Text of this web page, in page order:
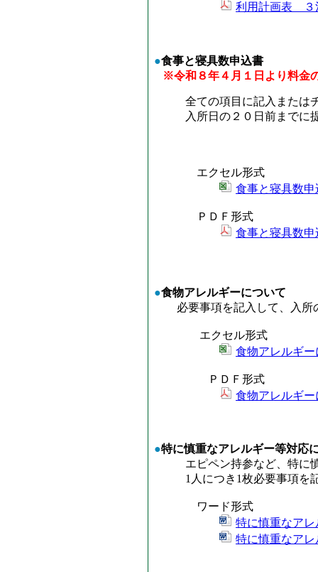
利用計画表 ３
●食事と寝具数申込書
※令和８年４月１日より料金
全ての項目に記入またはチ
入所日の２０日前までに提
エクセル形式
食事と寝具数
ＰＤＦ形式
食事と寝具数
●食物アレルギーについて
必要事項を記入して、入所
エクセル形式
食物アレルギ
ＰＤＦ形式
食物アレルギ
●特に慎重なアレルギー等対応
エピペン持参など、特に慎
1人につき1枚必要事項を記
ワード形式
特に慎重なア
特に慎重なア